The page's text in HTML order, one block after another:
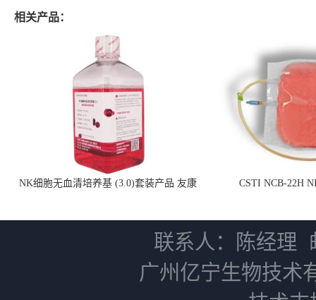
相关产品：
NK细胞无血清培养基 (3.0)套装产品 友康
CSTI NCB-22H
联系人：陈经理
广州亿宁生物技术